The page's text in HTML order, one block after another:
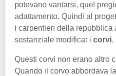
potevano vantarsi, quel
adattamento. Quindi al
i carpentieri della repubblica
sostanziale modifica: i corvi.
Questi corvi non erano altro
Quando il corvo abbordava